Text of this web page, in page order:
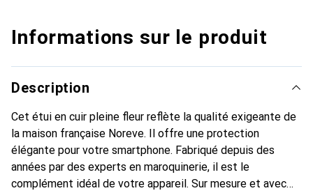
Informations sur le produit
Description
Cet étui en cuir pleine fleur reflète la qualité exigeante de
la maison française Noreve. Il offre une protection
élégante pour votre smartphone. Fabriqué depuis des
années par des experts en maroquinerie, il est le
complément idéal de votre appareil. Sur mesure et avec